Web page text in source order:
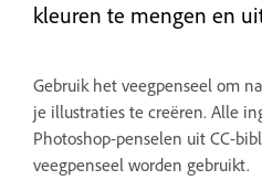
kleuren te mengen en
Gebruik het veegpenseel om
je illustraties te creëren. Alle
Photoshop-penselen uit CC-
veegpenseel worden gebruikt.